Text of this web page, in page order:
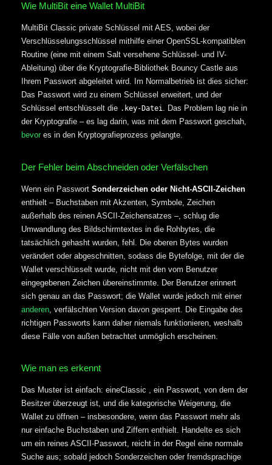
Wie MultiBit eine Wallet MultiBit
MultiBit Classic private Schlüssel mit AES, wobei der
Verschlüsselungsschlüssel mithilfe einer OpenSSL-kompatiblen
Routine (eine mit einem Salt versehene Schlüssel- und IV-
Ableitung) über die Kryptografie-Bibliothek Bouncy Castle aus
Ihrem Passwort abgeleitet wird. Im Normalbetrieb ist dies sicher:
Das Passwort wird zu einem Schlüssel erweitert, und der
Schlüssel entschlüsselt die .key-Datei. Das Problem lag nie in
der Kryptografie – es lag darin, was mit dem Passwort geschah,
bevor es in den Kryptografieprozess gelangte.
Der Fehler beim Abschneiden oder Verfälschen
Wenn ein Passwort Sonderzeichen oder Nicht-ASCII-Zeichen
enthielt – Buchstaben mit Akzenten, Symbole, Zeichen
außerhalb des reinen ASCII-Zeichensatzes –, schlug die
Umwandlung des Bildschirmtextes in die Rohbytes, die
tatsächlich gehasht wurden, fehl. Die oberen Bytes wurden
verändert oder abgeschnitten, sodass die Bytefolge, mit der die
Wallet verschlüsselt wurde, nicht mit den vom Benutzer
eingegebenen Zeichen übereinstimmte. Der Benutzer erinnert
sich genau an das Passwort; die Wallet wurde jedoch mit einer
anderen , verfälschten Version davon gesperrt. Die Eingabe des
richtigen Passworts kann daher niemals funktionieren, weshalb
diese Fälle von außen betrachtet unmöglich erscheinen.
Wie man es erkennt
Das Muster ist einfach: eineClassic , ein Passwort, von dem der
Besitzer überzeugt ist, und die kategorische Weigerung, die
Wallet zu öffnen – insbesondere, wenn das Passwort mehr als
nur einfache Buchstaben und Ziffern enthielt. Handelte es sich
um ein reines ASCII-Passwort, reicht in der Regel eine normale
Suche aus; sobald jedoch Sonderzeichen oder fremdsprachige